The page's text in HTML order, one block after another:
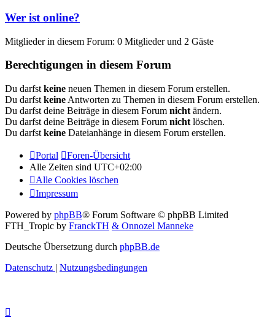
Wer ist online?
Mitglieder in diesem Forum: 0 Mitglieder und 2 Gäste
Berechtigungen in diesem Forum
Du darfst keine neuen Themen in diesem Forum erstellen.
Du darfst keine Antworten zu Themen in diesem Forum erstellen.
Du darfst deine Beiträge in diesem Forum nicht ändern.
Du darfst deine Beiträge in diesem Forum nicht löschen.
Du darfst keine Dateianhänge in diesem Forum erstellen.
Portal
Foren-Übersicht
Alle Zeiten sind UTC+02:00
Alle Cookies löschen
Impressum
Powered by phpBB® Forum Software © phpBB Limited
FTH_Tropic by FranckTH & Onnozel Manneke
Deutsche Übersetzung durch phpBB.de
Datenschutz | Nutzungsbedingungen